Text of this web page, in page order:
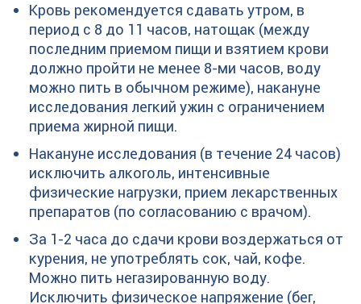
Кровь рекомендуется сдавать утром, в
период с 8 до 11 часов, натощак (между
последним приемом пищи и взятием крови
должно пройти не менее 8-ми часов, воду
можно пить в обычном режиме), накануне
исследования легкий ужин с ограничением
приема жирной пищи.
Накануне исследования (в течение 24 часов)
исключить алкоголь, интенсивные
физические нагрузки, прием лекарственных
препаратов (по согласованию с врачом).
За 1-2 часа до сдачи крови воздержаться от
курения, не употреблять сок, чай, кофе.
Можно пить негазированную воду.
Исключить физическое напряжение (бег,